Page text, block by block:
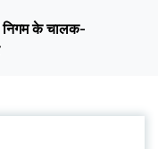
निगम के चालक-